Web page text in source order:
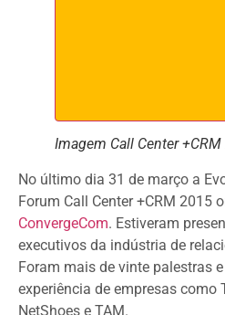
Imagem Call Center
No último dia 31 de março a
ConvergeCom. Estiveram
executivos da indústria de
Foram mais de vinte palestras
experiência de empresas como
NetShoes e TAM.